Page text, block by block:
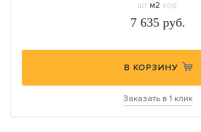
шт м2 кор
7 635 руб.
В КОРЗИНУ
Заказать в 1 клик